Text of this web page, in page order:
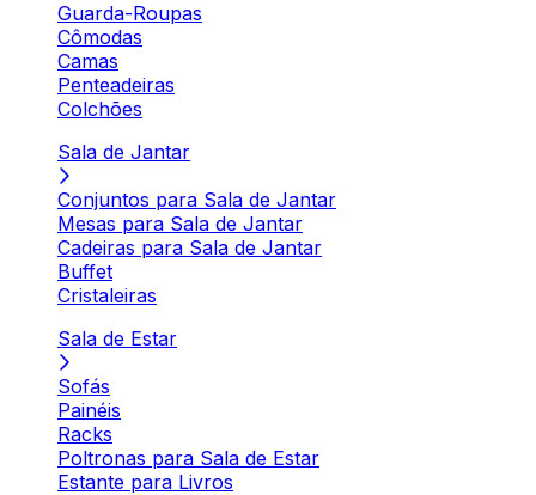
Guarda-Roupas
Cômodas
Camas
Penteadeiras
Colchões
Sala de Jantar
Conjuntos para Sala de Jantar
Mesas para Sala de Jantar
Cadeiras para Sala de Jantar
Buffet
Cristaleiras
Sala de Estar
Sofás
Painéis
Racks
Poltronas para Sala de Estar
Estante para Livros